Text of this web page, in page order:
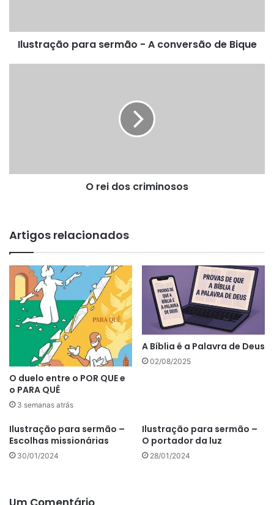
Ilustração para sermão - A conversão de Bique
O rei dos criminosos
Artigos relacionados
O duelo entre o POR QUE e
o PARA QUÊ
3 semanas atrás
A Bíblia é a Palavra de Deus
02/08/2025
Ilustração para sermão –
Escolhas missionárias
30/01/2024
Ilustração para sermão –
O portador da luz
28/01/2024